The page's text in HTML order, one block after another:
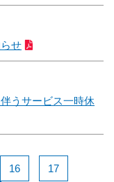
せ
うサービス一時休
16 17